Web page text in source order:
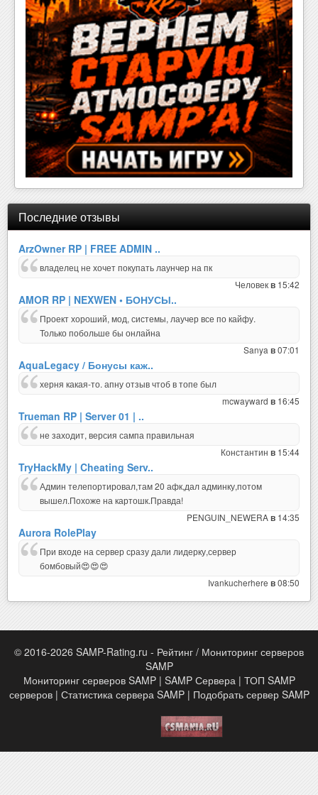
Последние отзывы
ArzOwner RP | FREE ADMIN ..
владелец не хочет покупать лаунчер на пк
Человекв 15:42
AMOR RP | NEXWEN • БОНУСЫ..
Проект хороший, мод, системы, лаучер все по кайфу.
Только побольше бы онлайна
Sanya в07:01
AquaLegacy / Бонусы каж..
херня какая-то. апну отзыв чтоб в топе был
mcwayward в 16:45
Trueman RP | Server 01 | ..
не заходит, версия сампа правильная
Константин в 15:44
TryHackMy | Cheating Serv..
Админ телепортировал,там 20 афк,дал админку,потом
вышел.Похоже на картошк.Правда!
PENGUIN_NEWERAв 14:35
Aurora RolePlay
При входе на сервер сразу дали лидерку,сервер
бомбовый😍😍😍
Ivankucherhere в08:50
© 2016-2026 SAMP-Rating.ru - Рейтинг / Мониторинг серверов
SAMP
Мониторинг серверов SAMP | SAMP Сервера | ТОП SAMP
серверов | Статистика сервера SAMP | Подобрать сервер SAMP